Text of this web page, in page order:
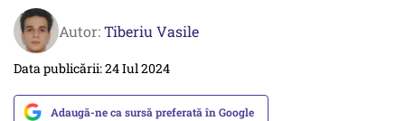
Autor:Tiberiu Vasile
Data publicării: 24 Iul 2024
Adaugă-ne ca sursă preferată în Google